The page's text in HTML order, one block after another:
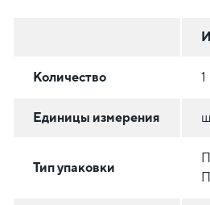
Количество 1
Единицы измерения
Тип упаковки